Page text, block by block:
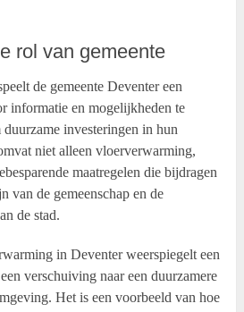
rol van gemeente
de gemeente Deventer een
informatie en mogelijkheden te
investeringen in hun
niet alleen vloerverwarming,
maatregelen die bijdragen
van de gemeenschap en de
de stad.
in Deventer weerspiegelt een
verschuiving naar een duurzamere
Het is een voorbeeld van hoe